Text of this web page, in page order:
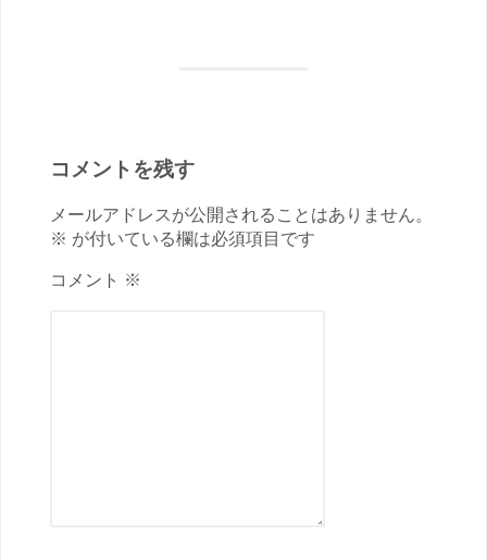
コメントを残す
メールアドレスが公開されることはありません。
※ が付いている欄は必須項目です
コメント ※